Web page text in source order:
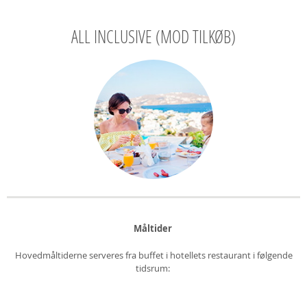
ALL INCLUSIVE (MOD TILKØB)
Måltider
Hovedmåltiderne serveres fra buffet i hotellets restaurant i følgende
tidsrum: